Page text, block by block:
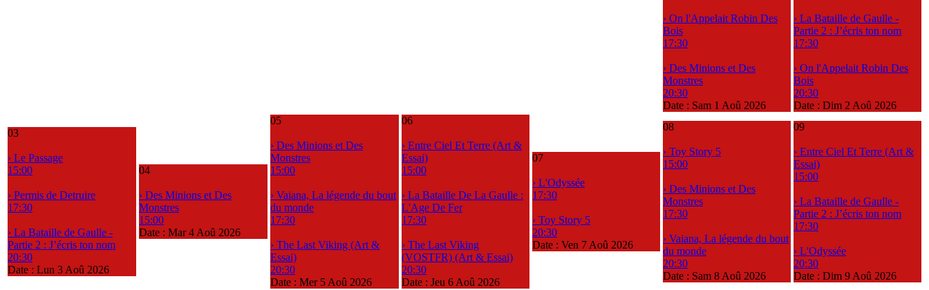
› On l'Appelait Robin Des
Bois
17:30
› Des Minions et Des
Monstres
20:30
Date : Sam 1 Aoû 2026
› La Bataille de Gaulle -
Partie 2 : J’écris ton nom
17:30
› On l'Appelait Robin Des
Bois
20:30
Date : Dim 2 Aoû 2026
03
› Le Passage
15:00
› Permis de Detruire
17:30
› La Bataille de Gaulle -
Partie 2 : J’écris ton nom
20:30
Date : Lun 3 Aoû 2026
04
› Des Minions et Des
Monstres
15:00
Date : Mar 4 Aoû 2026
05
› Des Minions et Des
Monstres
15:00
› Vaiana, La légende du bout
du monde
17:30
› The Last Viking (Art &
Essai)
20:30
Date : Mer 5 Aoû 2026
06
› Entre Ciel Et Terre (Art &
Essai)
15:00
› La Bataille De La Gaulle :
L'Age De Fer
17:30
› The Last Viking
(VOSTFR) (Art & Essai)
20:30
Date : Jeu 6 Aoû 2026
07
› L'Odyssée
17:30
› Toy Story 5
20:30
Date : Ven 7 Aoû 2026
08
› Toy Story 5
15:00
› Des Minions et Des
Monstres
17:30
› Vaiana, La légende du bout
du monde
20:30
Date : Sam 8 Aoû 2026
09
› Entre Ciel Et Terre (Art &
Essai)
15:00
› La Bataille de Gaulle -
Partie 2 : J’écris ton nom
17:30
› L'Odyssée
20:30
Date : Dim 9 Aoû 2026